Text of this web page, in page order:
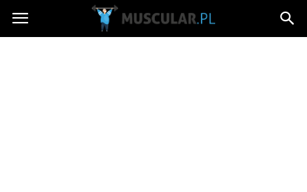
Muscular.pl